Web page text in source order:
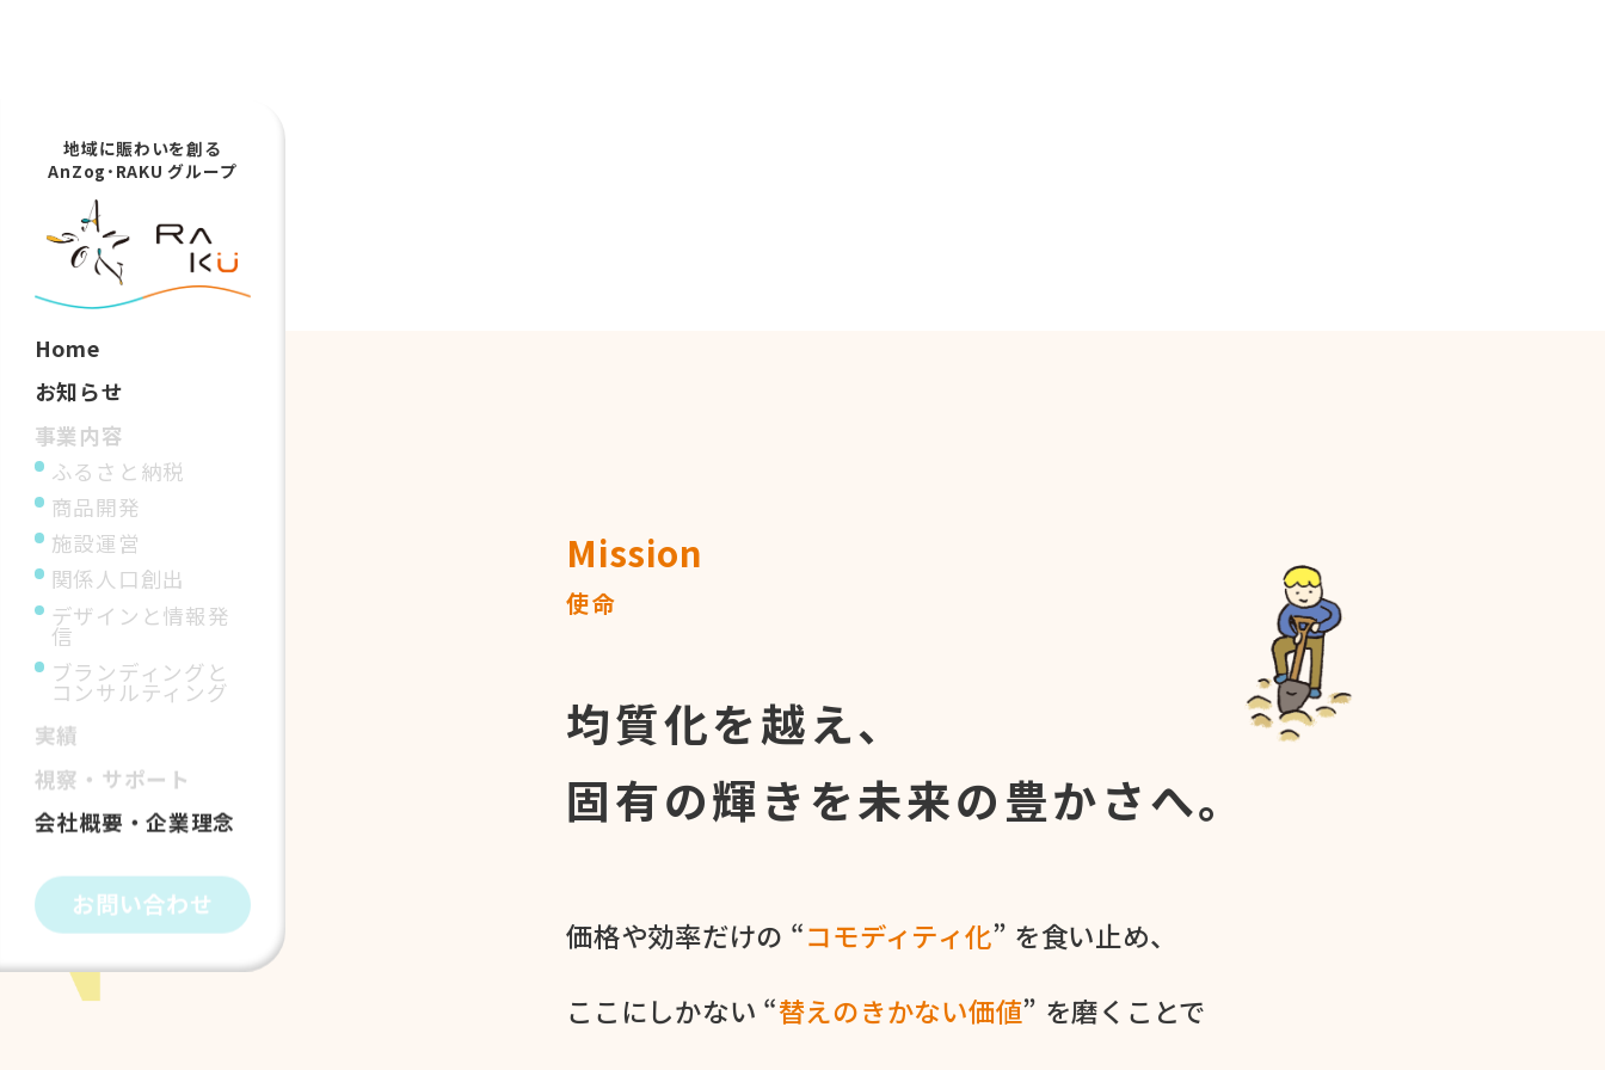
地域に賑わいを創る
AnZog･RAKU グループ
Home
お知らせ
事業内容
ふるさと納税
商品開発
施設運営
関係人口創出
デザインと情報発
信
ブランディングと
コンサルティング
実績
視察・サポート
会社概要・企業理念
お問い合わせ
Mission
使命
均質化を越え、
固有の輝きを未来の豊かさへ。
価格や​効率だけの​ “コモディティ化” を​食い​止め、
ここに​しかない​ “替えの​きかない​価値” を​磨く​ことで